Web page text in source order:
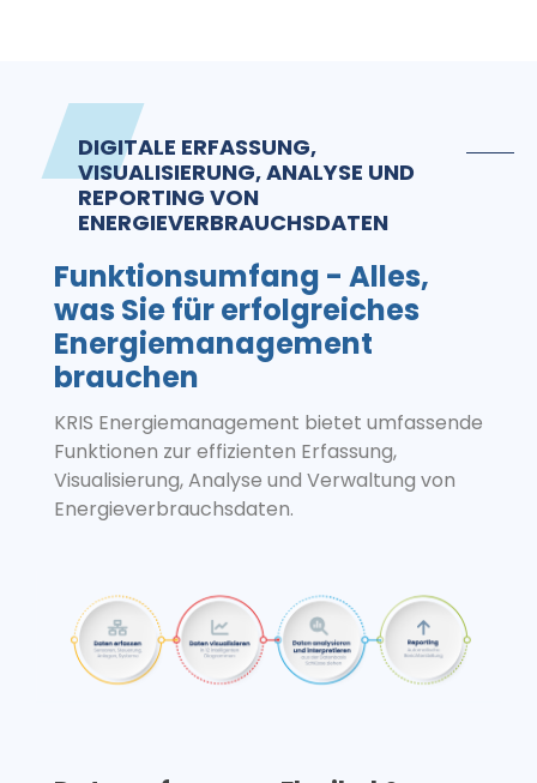
DIGITALE ERFASSUNG,
VISUALISIERUNG, ANALYSE UND
REPORTING VON
ENERGIEVERBRAUCHSDATEN
Funktionsumfang - Alles,
was Sie für erfolgreiches
Energiemanagement
brauchen
KRIS Energiemanagement bietet umfassende
Funktionen zur effizienten Erfassung,
Visualisierung, Analyse und Verwaltung von
Energieverbrauchsdaten.